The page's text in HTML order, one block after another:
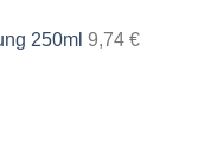
250ml 9,74 €